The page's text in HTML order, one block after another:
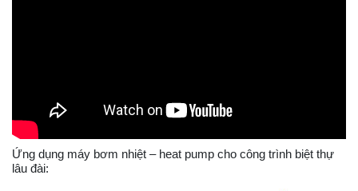
Ứng dụng máy bơm nhiệt – heat pump cho công trình biệt thự
lâu đài: